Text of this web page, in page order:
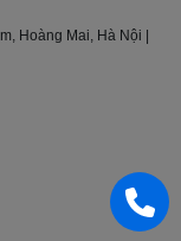
BTU với số
lòng liên hệ đến số
ưu đãi "hấp dẫn"
lớn muốn hỗ trợ về
tối ưu nhất cũng
trình vui lòng Liên
Hoàng Mai, Hà Nội |